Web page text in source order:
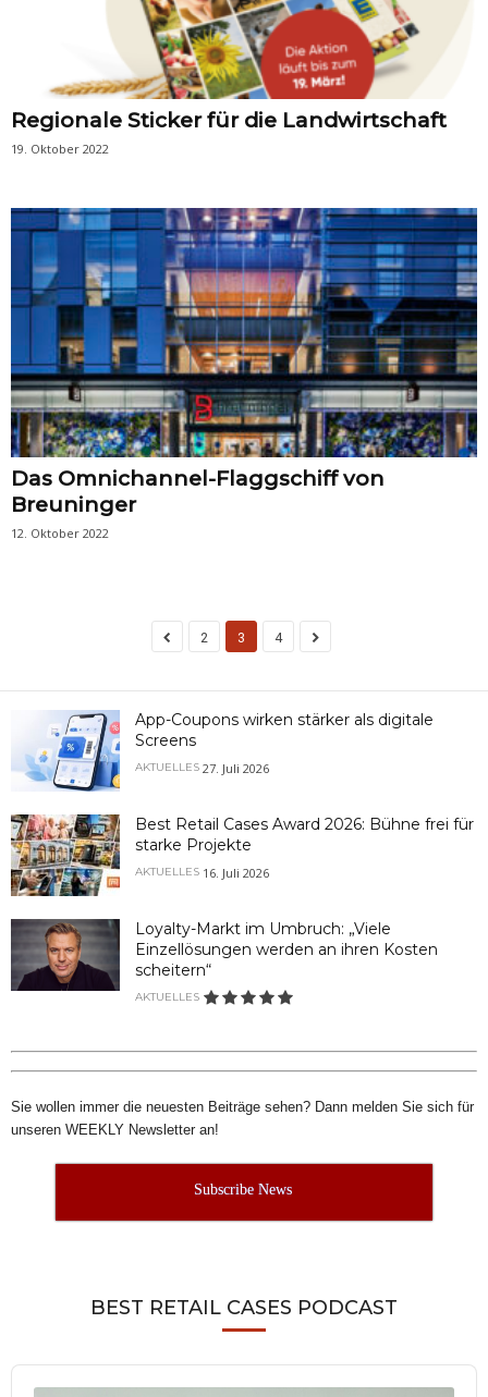
Regionale Sticker für die Landwirtschaft
19. Oktober 2022
Das Omnichannel-Flaggschiff von
Breuninger
12. Oktober 2022
2 3 4
App-Coupons wirken stärker als digitale
Screens
AKTUELLES 27. Juli 2026
Best Retail Cases Award 2026: Bühne frei für
starke Projekte
AKTUELLES 16. Juli 2026
Loyalty-Markt im Umbruch: „Viele
Einzellösungen werden an ihren Kosten
scheitern“
AKTUELLES
Sie wollen immer die neuesten Beiträge sehen? Dann melden Sie sich für
unseren WEEKLY Newsletter an!
Subscribe News
BEST RETAIL CASES PODCAST
Audio